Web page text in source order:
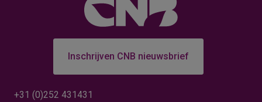
Inschrijven CNB nieuwsbrief
+31 (0)252 431431